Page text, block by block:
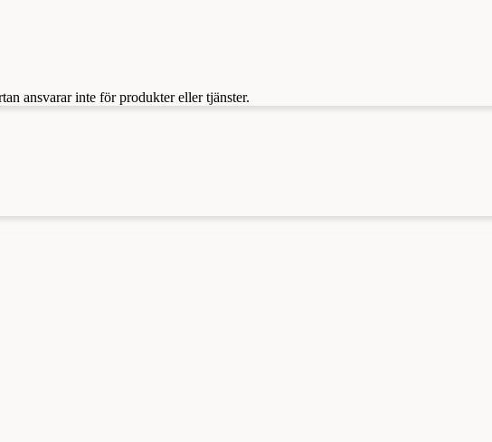
ansvarar inte för produkter eller tjänster.